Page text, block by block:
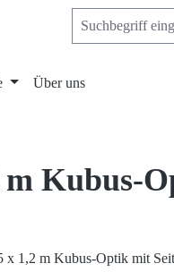
Über uns
m Kubus-